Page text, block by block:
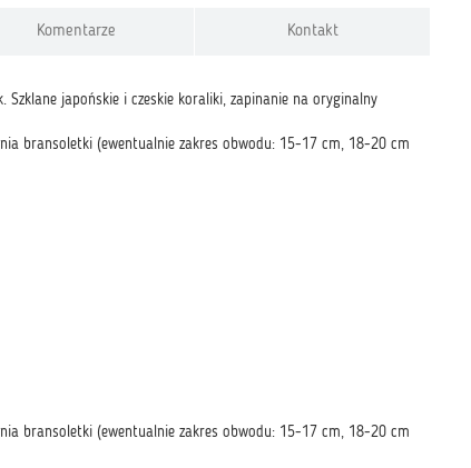
Komentarze Kontakt
japońskie i czeskie koraliki, zapinanie na oryginalny
bransoletki (ewentualnie zakres obwodu: 15-17 cm, 18-20 cm
bransoletki (ewentualnie zakres obwodu: 15-17 cm, 18-20 cm